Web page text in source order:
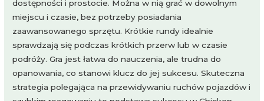
dostępności i prostocie. Można w nią grać w dowolnym
miejscu i czasie, bez potrzeby posiadania
zaawansowanego sprzętu. Krótkie rundy idealnie
sprawdzają się podczas krótkich przerw lub w czasie
podróży. Gra jest łatwa do nauczenia, ale trudna do
opanowania, co stanowi klucz do jej sukcesu. Skuteczna
strategia polegająca na przewidywaniu ruchów pojazdów i